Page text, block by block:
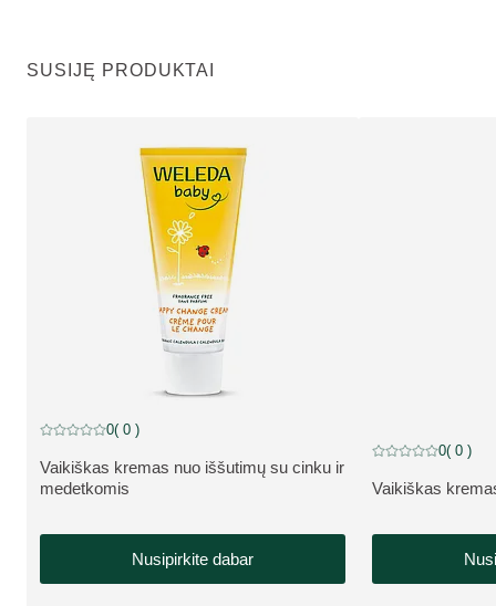
SUSIJĘ PRODUKTAI
APIE PRODUKTĄ:
Vaikiškas kremas nuo iššutimų su cinku ir
medetkomis
Dabartinis įvertinimas: 0 iš 5 žvaigždučių įvertino 0 klientų
0( 0 )
Nusipirkite dabar
APIE
Vaikiškas
Dabartinis0( 0 )